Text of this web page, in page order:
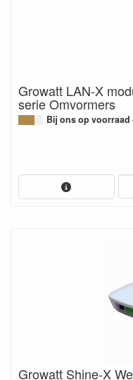
Growatt LAN-X
serie Omvormers
Bij ons op voorraad
Growatt Shine-X